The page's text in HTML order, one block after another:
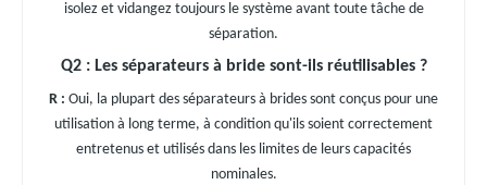
isolez et vidangez toujours le système avant toute tâche de
séparation.
Q2 : Les séparateurs à bride sont-ils réutilisables ?
R : Oui, la plupart des séparateurs à brides sont conçus pour une
utilisation à long terme, à condition qu'ils soient correctement
entretenus et utilisés dans les limites de leurs capacités
nominales.